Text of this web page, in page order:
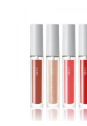
6つの役割を担うこと
種の保湿成分“モイスト
アルロン酸(*)”配合の
スキンケア後のような
上がりを実現いたしま